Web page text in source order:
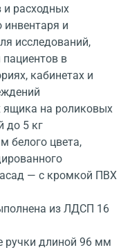
и расходных
инвентаря и
исследований,
в
кабинетах и
на роликовых
до 5 кг
белого цвета,
— с кромкой ПВХ
из ЛДСП 16
ручки длиной 96 мм